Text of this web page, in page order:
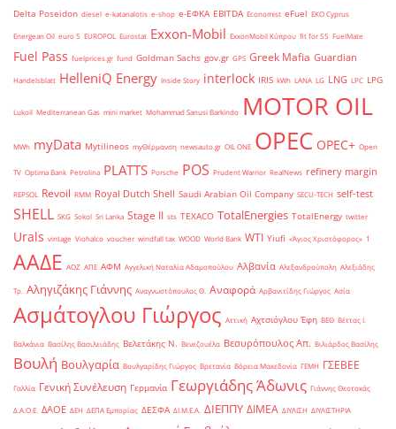
Delta Poseidon diesel e-katanalotis e-shop e-ΕΦΚΑ EBITDA Economist eFuel EKO Cyprus
Energean Oil euro 5 EUROPOL Eurostat Exxon-Mobil ExxonMobil Κύπρου fit for 55 FuelMate
Fuel Pass fuelprices.gr fund Goldman Sachs gov.gr GPS Greek Mafia Guardian
Handelsblatt HelleniQ Energy Inside Story interlock IRIS kWh LANA LG LNG LPC LPG
Lukoil Mediterranean Gas mini market Mohammad Sanusi Barkindo MOTOR OIL
MWh myData Mytilineos myΘέρμανση newsauto.gr OIL ONE OPEC OPEC+ Open
TV Optima Bank Petrolina PLATTS Porsche POS Prudent Warrior RealNews refinery margin
REPSOL Revoil RMM Royal Dutch Shell Saudi Arabian Oil Company SECU-TECH self-test
SHELL SKG Sokol Sri Lanka Stage II sts TEXACO TotalEnergies TotalEnergy twitter
Urals vintage Viohalco voucher windfall tax WOOD World Bank WTI Yiufi «Άγιος Χριστόφορος» ΄1
ΑΑΔΕ ΑΟΖ ΑΠΕ ΑΦΜ Αγγελική Ναταλία Αδαμοπούλου Αλβανία Αλεξανδρούπολη Αλεξιάδης
Τρ. Αληγιζάκης Γιάννης Αναγνωστόπουλος Θ. Αναφορά Αρβανιτίδης Γιώργος Ασία
Ασμάτογλου Γιώργος Αττική Αχτσιόγλου Έφη ΒΕΘ Βέττας Ι.
Βαλκάνια Βασίλης Βασιλειάδης Βελετάκης Ν. Βενεζουέλα Βεσυρόπουλος Απ. Βιλιάρδος Βασίλης
Βουλή Βουλγαρία Βουλγαρίδης Γιώργος Βρετανία Βόρεια Μακεδονία ΓΕΜΗ ΓΣΕΒΕΕ
Γαλλία Γενική Συνέλευση Γερμανία Γεωργιάδης Άδωνις Γιάννης Θεοτοκάς
Δ.Α.Ο.Ε. ΔΑΟΕ ΔΕΗ ΔΕΠΑ Εμπορίας ΔΕΣΦΑ ΔΙ.Μ.Ε.Α. ΔΙΕΠΠΥ ΔΙΜΕΑ ΔΙΥΛΙΣΗ ΔΙΥΛΙΣΤΗΡΙΑ